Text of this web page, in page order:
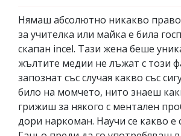
Нямаш абсолютно никакво
за учителка или майка е била
скапан incel. Тази жена беше
жълтите медии не лъжат с този
запознат със случая какво със
било на момчето, нито знаеш
грижиш за някого с ментален
дори наркоман. Научи се какво е